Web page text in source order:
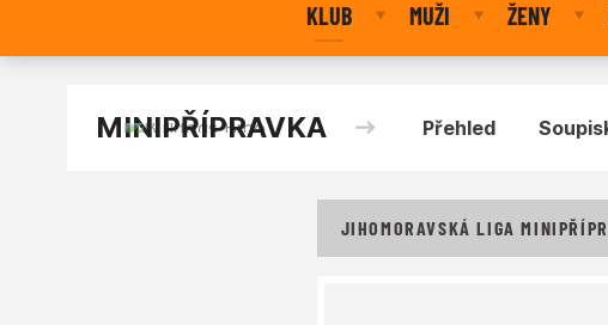
KLUB MUŽI ŽENY
MINIPŘÍPRAVKA Přehled
JIHOMORAVSKÁ LIGA